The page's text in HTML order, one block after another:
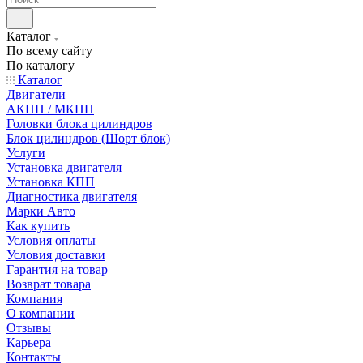
Каталог
По всему сайту
По каталогу
Каталог
Двигатели
АКПП / МКПП
Головки блока цилиндров
Блок цилиндров (Шорт блок)
Услуги
Установка двигателя
Установка КПП
Диагностика двигателя
Марки Авто
Как купить
Условия оплаты
Условия доставки
Гарантия на товар
Возврат товара
Компания
О компании
Отзывы
Карьера
Контакты